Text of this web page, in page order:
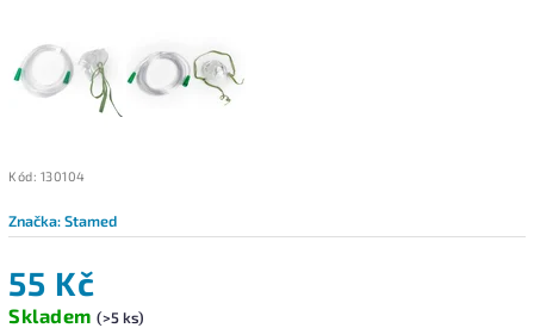
Kód: 130104
Značka:Stamed
55 Kč
Skladem (>5 ks)